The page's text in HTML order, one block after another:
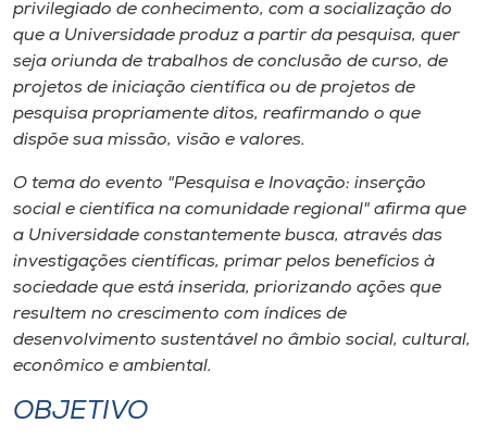
Unoesc
Store
Selecione
o idioma
A+
A-
privilegiado de conhecimento, com a socialização do
que a Universidade produz a partir da pesquisa, quer
seja oriunda de trabalhos de conclusão de curso, de
projetos de iniciação científica ou de projetos de
pesquisa propriamente ditos, reafirmando o que
dispõe sua missão, visão e valores.
O tema do evento "Pesquisa e Inovação: inserção
social e científica na comunidade regional" afirma que
a Universidade constantemente busca, através das
investigações científicas, primar pelos benefícios à
sociedade que está inserida, priorizando ações que
resultem no crescimento com índices de
desenvolvimento sustentável no âmbio social, cultural,
econômico e ambiental.
OBJETIVO